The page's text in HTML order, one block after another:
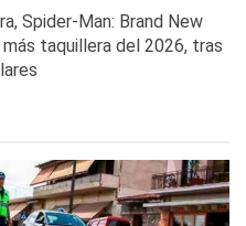
Spider-Man: Brand New
taquillera del 2026, tras